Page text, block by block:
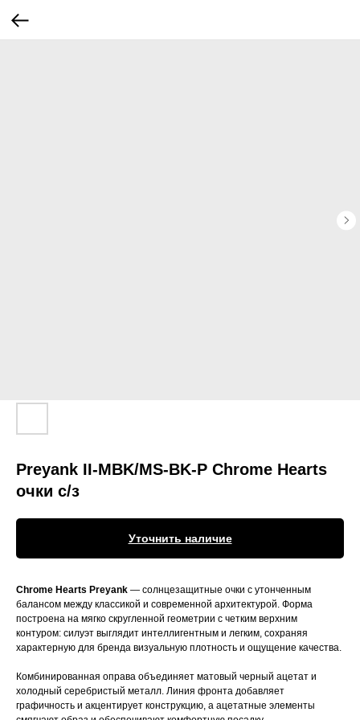
Preyank II-MBK/MS-BK-P Chrome Hearts
очки c/з
Уточнить наличие
Chrome Hearts Preyank — солнцезащитные очки с утонченным
балансом между классикой и современной архитектурой. Форма
построена на мягко скругленной геометрии с четким верхним
контуром: силуэт выглядит интеллигентным и легким, сохраняя
характерную для бренда визуальную плотность и ощущение качества.
Комбинированная оправа объединяет матовый черный ацетат и
холодный серебристый металл. Линия фронта добавляет
графичность и акцентирует конструкцию, а ацетатные элементы